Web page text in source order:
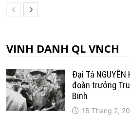
VINH DANH QL VNCH
Đại Tá NGUYỄN
đoàn trưởng
Binh
15 Tháng 2,